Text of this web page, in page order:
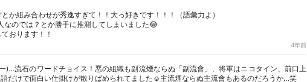
か組み合わせが秀逸すぎて！！大っ好きです！！！（語彙力よ）
なのでは？とか勝手に推測してしまいました😂
おります！！
4年前
流石のワードチョイス！悪の組織も副流煙ならぬ「副流會」、将軍はニコタイン、前口上
だけで面白い仕掛けが散りばめられてました☺︎主流煙ならぬ主流會もあるのだろうか…笑